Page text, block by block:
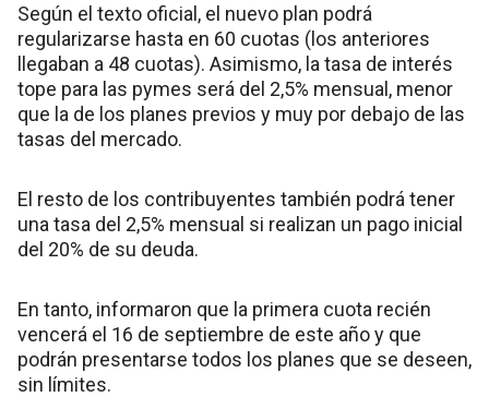
Según el texto oficial, el nuevo plan podrá
regularizarse hasta en 60 cuotas (los anteriores
llegaban a 48 cuotas). Asimismo, la tasa de interés
tope para las pymes será del 2,5% mensual, menor
que la de los planes previos y muy por debajo de las
tasas del mercado.
El resto de los contribuyentes también podrá tener
una tasa del 2,5% mensual si realizan un pago inicial
del 20% de su deuda.
En tanto, informaron que la primera cuota recién
vencerá el 16 de septiembre de este año y que
podrán presentarse todos los planes que se deseen,
sin límites.